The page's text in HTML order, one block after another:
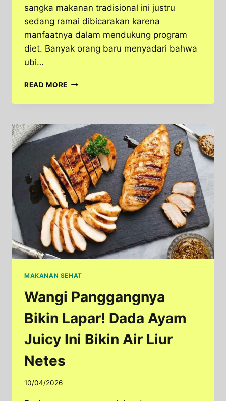
sangka makanan tradisional ini justru
sedang ramai dibicarakan karena
manfaatnya dalam mendukung program
diet. Banyak orang baru menyadari bahwa
ubi…
READ MORE VIRAL!
JALAR
BIKIN
DIET
BERHASIL,
BANYAK
ORANG
BARU
TAHU
SEKARANG
MAKANAN SEHAT
Wangi Panggangnya
Bikin Lapar! Dada Ayam
Juicy Ini Bikin Air Liur
Netes
10/04/2026